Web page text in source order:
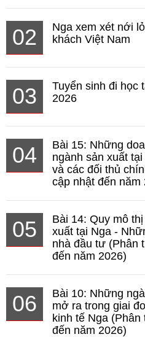
02
Nga xem xét nới
khách Việt Nam
03
Tuyển sinh đi học
2026
04
Bài 15: Những
ngành sản xuất
và các đối thủ
cập nhật đến năm
05
Bài 14: Quy mô
xuất tại Nga -
nhà đầu tư (Phân
đến năm 2026)
06
Bài 10: Những
mở ra trong giai
kinh tế Nga
đến năm 2026)